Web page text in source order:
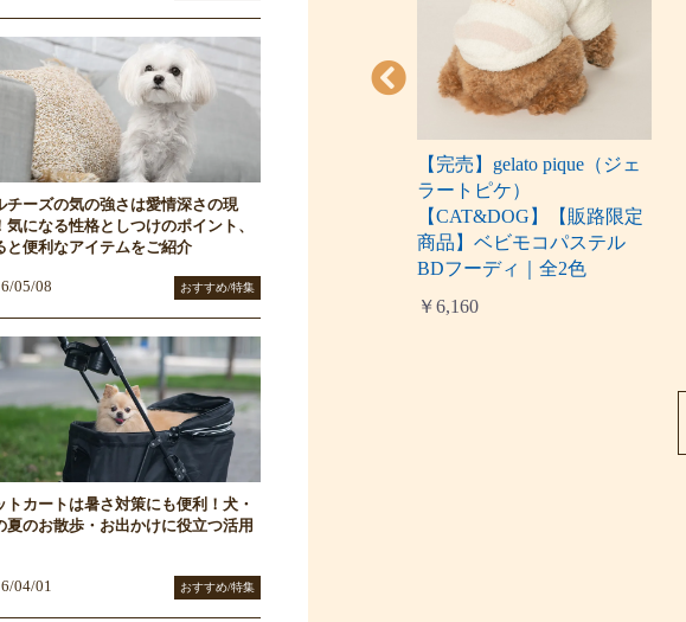
（エクス
トレーナ
EDWIN（ エドウィン）ポ
ケット付キルティングスウ
ェット
￥3,740
【完売】gelato pique（ジェ
ラートピケ）
【CAT&DOG】【販路限定
商品】ベビモコパステル
BDフーディ｜全2色
￥6,160
チーズの気の強さは愛情深さの現
気になる性格としつけのポイント、
と便利なアイテムをご紹介
05/08 おすすめ/特集
トカートは暑さ対策にも便利！犬・
夏のお散歩・お出かけに役立つ活用
04/01 おすすめ/特集